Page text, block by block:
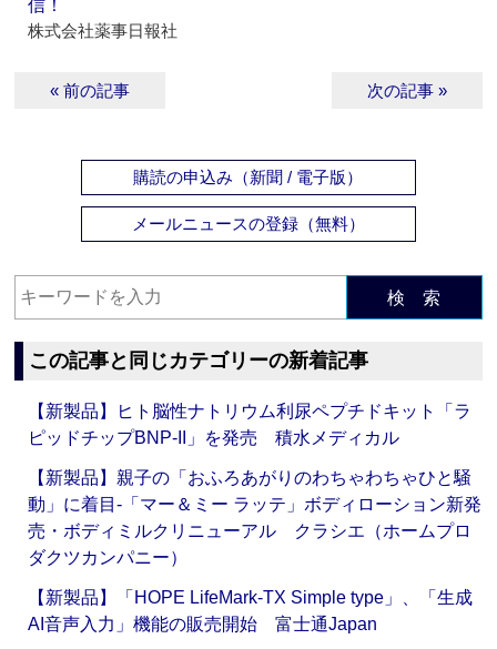
信！
株式会社薬事日報社
« 前の記事 次の記事 »
購読の申込み（新聞 / 電子版）
メールニュースの登録（無料）
検 索
この記事と同じカテゴリーの新着記事
【新製品】ヒト脳性ナトリウム利尿ペプチドキット「ラ
ピッドチップBNP-II」を発売 積水メディカル
【新製品】親子の「おふろあがりのわちゃわちゃひと騒
動」に着目‐「マー＆ミー ラッテ」ボディローション新発
売・ボディミルクリニューアル クラシエ（ホームプロ
ダクツカンパニー）
【新製品】「HOPE LifeMark-TX Simple type」、「生成
AI音声入力」機能の販売開始 富士通Japan